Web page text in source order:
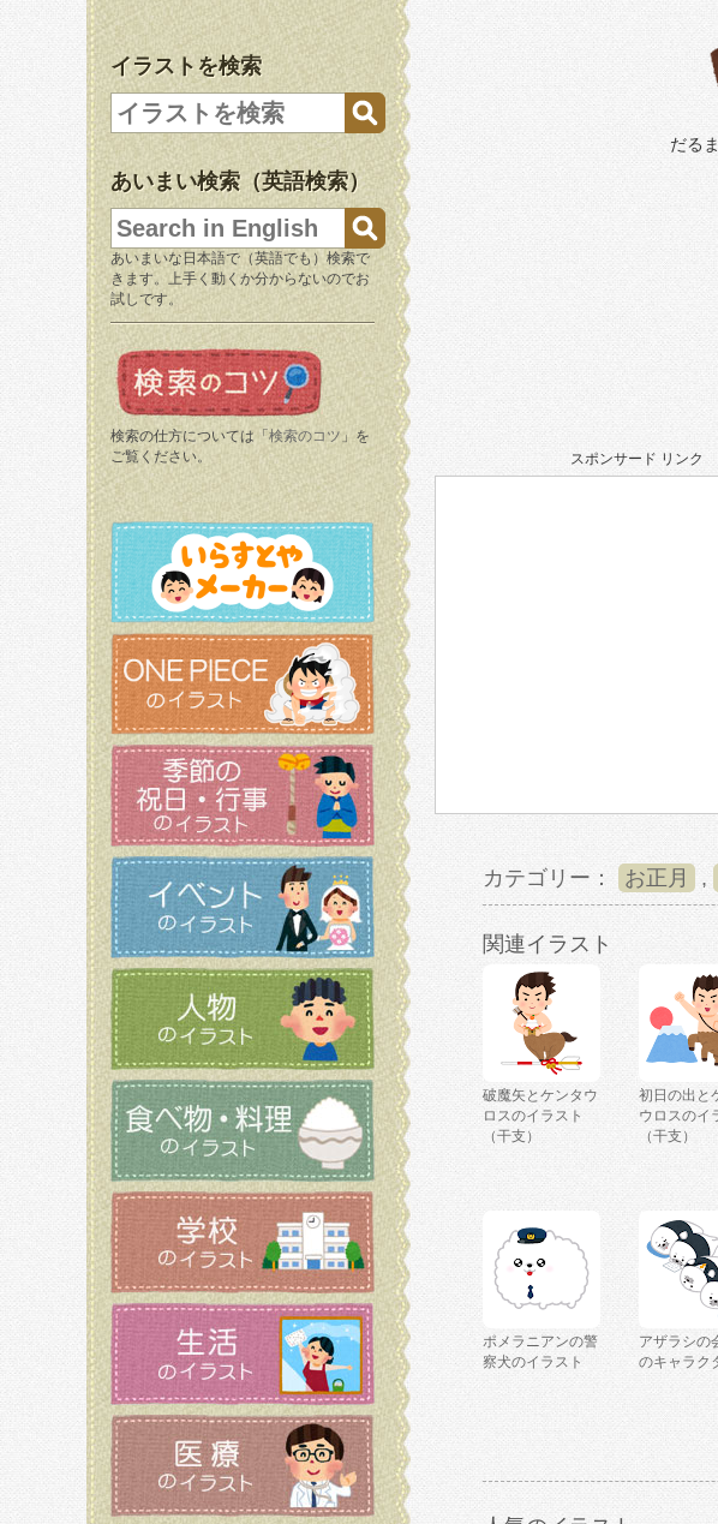
イラストを検索
あいまい検索（英語検索）
あいまいな日本語で（英語でも）検索で
きます。上手く動くか分からないのでお
試しです。
検索の仕方については「 検索のコツ 」を
ご覧ください。
だる
スポンサード リンク
カテゴリー： お正月 ,
関連イラスト
破魔矢とケンタウ
ロスのイラスト
（干支）
初日の出と
ウロスのイ
（干支）
ポメラニアンの警
察犬のイラスト
アザラシの
のキャラク